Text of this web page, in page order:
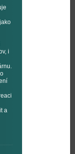
i
a